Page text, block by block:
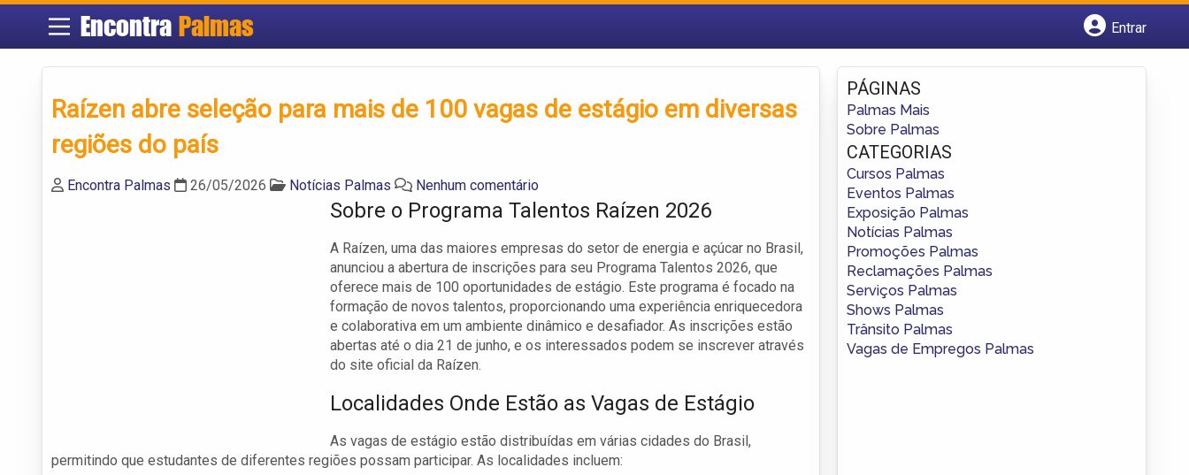
Encontra Palmas
Entrar
Fazer login
Criar conta
Raízen abre seleção para mais de 100 vagas de estágio em diversas
regiões do país
Encontra Palmas 26/05/2026 Notícias Palmas Nenhum comentário
Sobre o Programa Talentos Raízen 2026
A Raízen, uma das maiores empresas do setor de energia e açúcar no Brasil,
anunciou a abertura de inscrições para seu Programa Talentos 2026, que
oferece mais de 100 oportunidades de estágio. Este programa é focado na
formação de novos talentos, proporcionando uma experiência enriquecedora
e colaborativa em um ambiente dinâmico e desafiador. As inscrições estão
abertas até o dia 21 de junho, e os interessados podem se inscrever através
do site oficial da Raízen.
Localidades Onde Estão as Vagas de Estágio
As vagas de estágio estão distribuídas em várias cidades do Brasil,
permitindo que estudantes de diferentes regiões possam participar. As localidades incluem:
PÁGINAS
Palmas Mais
Sobre Palmas
CATEGORIAS
Cursos Palmas
Eventos Palmas
Exposição Palmas
Notícias Palmas
Promoções Palmas
Reclamações Palmas
Serviços Palmas
Shows Palmas
Trânsito Palmas
Vagas de Empregos Palmas